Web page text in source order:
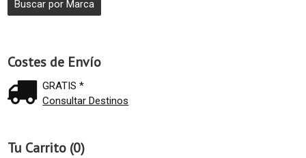
Costes de Envío
GRATIS *
Consultar Destinos
Tu Carrito (0)